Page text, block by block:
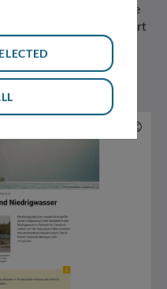
die Nutzungskonflikte
Das erfordert
©